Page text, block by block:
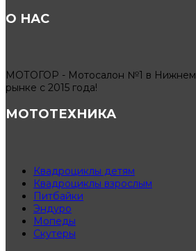
О НАС
МОТОГОР - Мотосалон №1 в Нижнем
рынке с 2015 года!
МОТОТЕХНИКА
Квадроциклы детям
Квадроциклы взрослым
Питбайки
Эндуро
Мопеды
Скутеры